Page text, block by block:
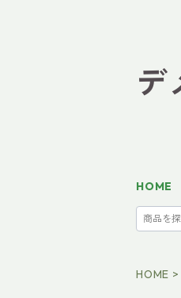
デ
HOME
HOME